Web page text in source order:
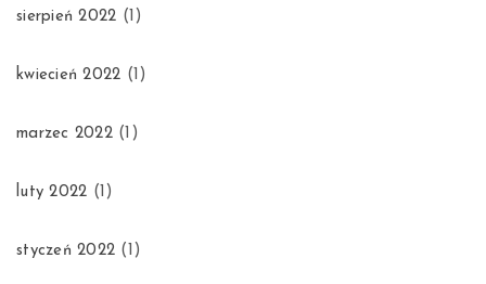
sierpień 2022 (1)
kwiecień 2022 (1)
marzec 2022(1)
luty 2022 (1)
styczeń 2022 (1)